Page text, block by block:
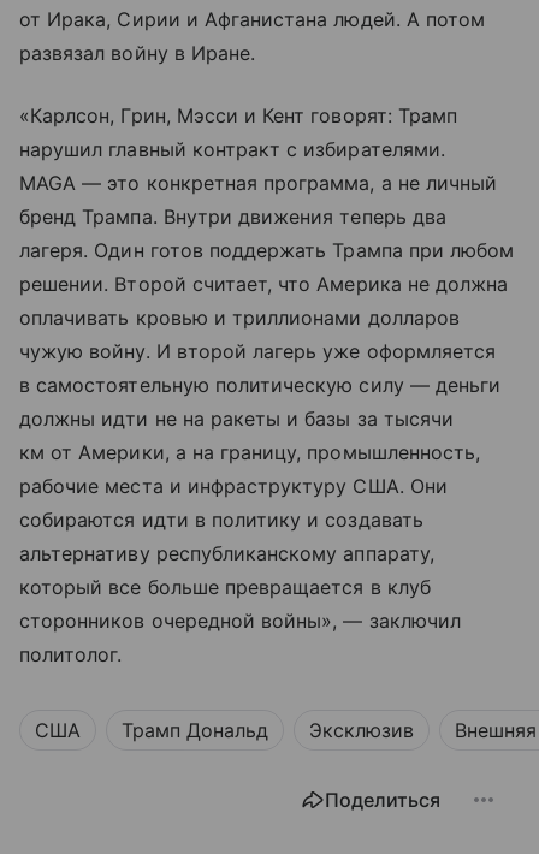
от Ирака, Сирии и Афганистана людей. А потом
развязал войну в Иране.
«Карлсон, Грин, Мэсси и Кент говорят: Трамп
нарушил главный контракт с избирателями.
MAGA — это конкретная программа, а не личный
бренд Трампа. Внутри движения теперь два
лагеря. Один готов поддержать Трампа при любом
решении. Второй считает, что Америка не должна
оплачивать кровью и триллионами долларов
чужую войну. И второй лагерь уже оформляется
в самостоятельную политическую силу — деньги
должны идти не на ракеты и базы за тысячи
км от Америки, а на границу, промышленность,
рабочие места и инфраструктуру США. Они
собираются идти в политику и создавать
альтернативу республиканскому аппарату,
который все больше превращается в клуб
сторонников очередной войны», — заключил
политолог.
США Трамп Дональд Эксклюзив
Поделиться